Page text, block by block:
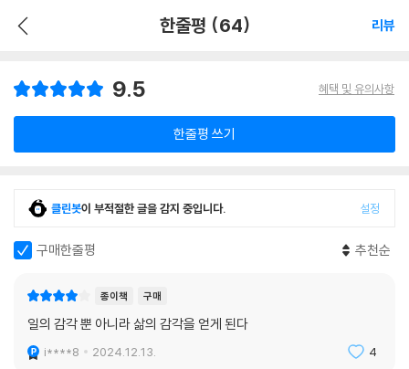
한줄평 (64) 리뷰
9.5 혜택 및 유의사항
한줄평 쓰기
클린봇이 부적절한 글을 감지 중입니다. 설정
구매한줄평 추천순
종이책 구매
일의 감각 뿐 아니라 삶의 감각을 얻게 된다
i****8 2024.12.13. 4